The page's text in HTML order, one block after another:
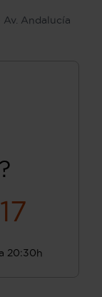
Av. Andalucía
20:30h